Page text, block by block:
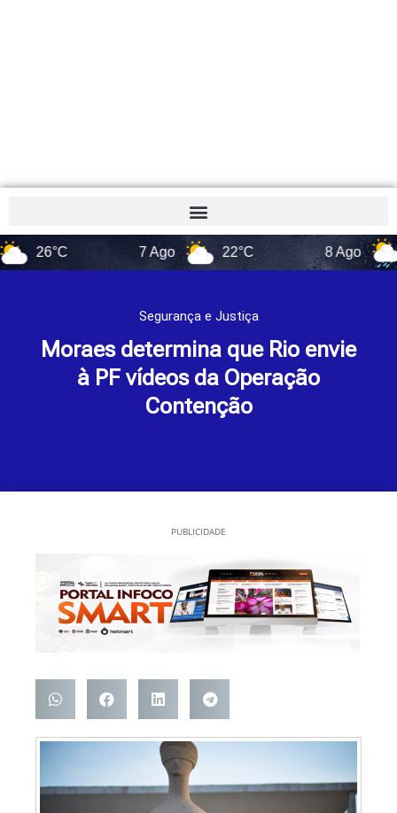
7 Ago 22°C 8 Ago
Segurança e Justiça
Moraes determina que Rio envie
à PF vídeos da Operação
Contenção
PUBLICIDADE